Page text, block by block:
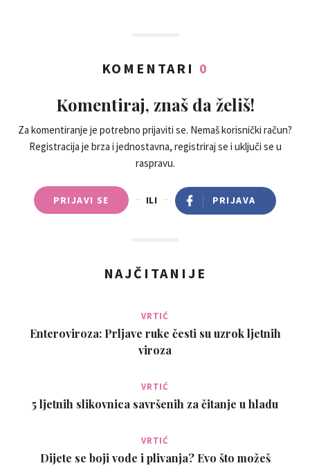
KOMENTARI 0
Komentiraj, znaš da želiš!
Za komentiranje je potrebno prijaviti se. Nemaš korisnički račun?
Registracija je brza i jednostavna, registriraj se i uključi se u
raspravu.
PRIJAVI SE ILI PRIJAVA
NAJČITANIJE
VRTIĆ
Enteroviroza: Prljave ruke česti su uzrok ljetnih
viroza
VRTIĆ
5 ljetnih slikovnica savršenih za čitanje u hladu
VRTIĆ
Dijete se boji vode i plivanja? Evo što možeš